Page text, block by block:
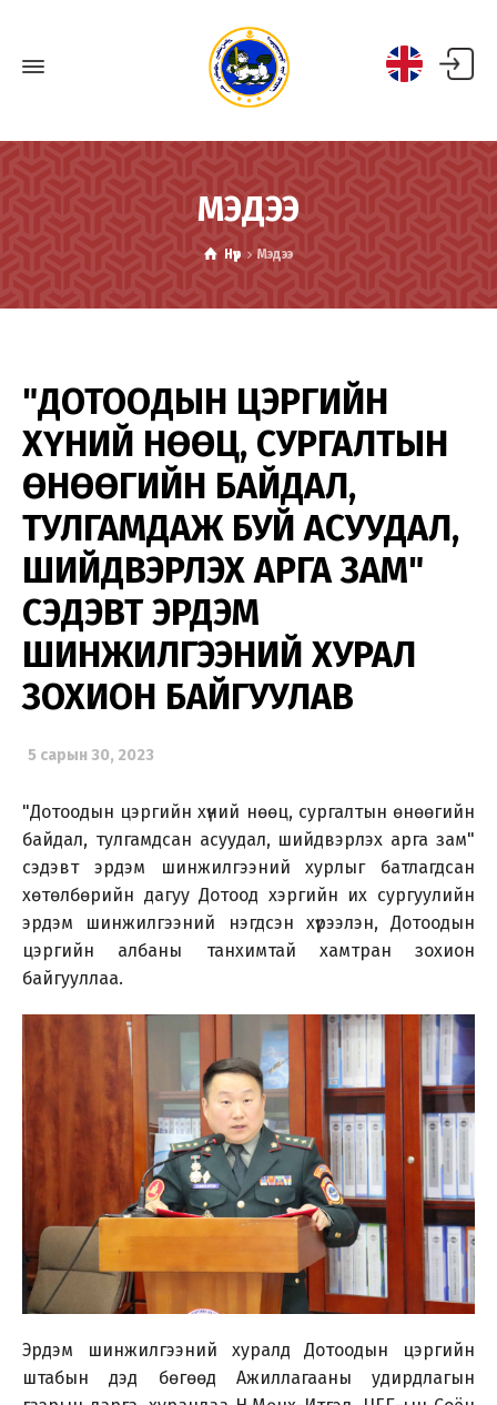
МЭДЭЭ
Нүүр Мэдээ
"ДОТООДЫН ЦЭРГИЙН
ХҮНИЙ НӨӨЦ, СУРГАЛТЫН
ӨНӨӨГИЙН БАЙДАЛ,
ТУЛГАМДАЖ БУЙ АСУУДАЛ,
ШИЙДВЭРЛЭХ АРГА ЗАМ"
СЭДЭВТ ЭРДЭМ
ШИНЖИЛГЭЭНИЙ ХУРАЛ
ЗОХИОН БАЙГУУЛАВ
5 сарын 30, 2023
"Дотоодын цэргийн хүний нөөц, сургалтын өнөөгийн
байдал, тулгамдсан асуудал, шийдвэрлэх арга зам"
сэдэвт эрдэм шинжилгээний хурлыг батлагдсан
хөтөлбөрийн дагуу Дотоод хэргийн их сургуулийн
эрдэм шинжилгээний нэгдсэн хүрээлэн, Дотоодын
цэргийн албаны танхимтай хамтран зохион
байгууллаа.
Эрдэм шинжилгээний хуралд Дотоодын цэргийн
штабын дэд бөгөөд Ажиллагааны удирдлагын